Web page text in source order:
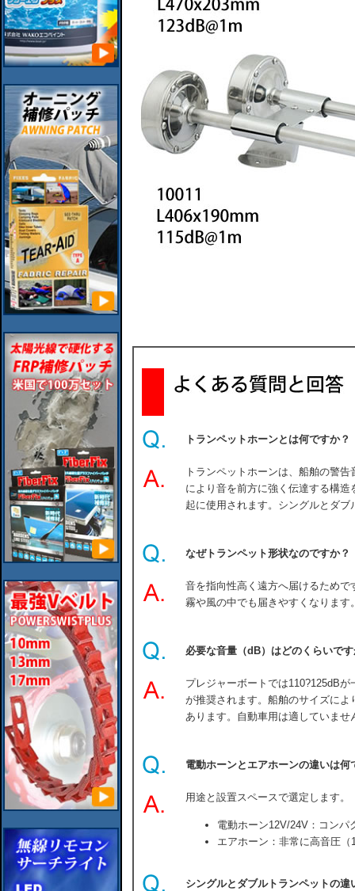
トランペットホーンとは何ですか？
トランペットホーンは、船舶の警
により音を前方に強く伝達する構
起に使用されます。シングルとダブ
なぜトランペット形状なのですか？
音を指向性高く遠方へ届けるため
霧や風の中でも届きやすくなります
必要な音量（dB）はどのくらいで
プレジャーボートでは110?125dB
が推奨されます。船舶のサイズに
あります。自動車用は適していませ
電動ホーンとエアホーンの違いは何
用途と設置スペースで選定します。
電動ホーン12V/24V：コンパ
エアホーン：非常に高音圧
シングルとダブルトランペットの違